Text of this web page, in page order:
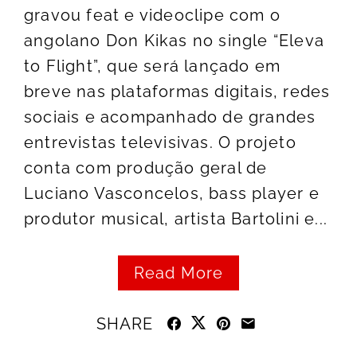
gravou feat e videoclipe com o
angolano Don Kikas no single “Eleva
to Flight”, que será lançado em
breve nas plataformas digitais, redes
sociais e acompanhado de grandes
entrevistas televisivas. O projeto
conta com produção geral de
Luciano Vasconcelos, bass player e
produtor musical, artista Bartolini e...
Read More
SHARE